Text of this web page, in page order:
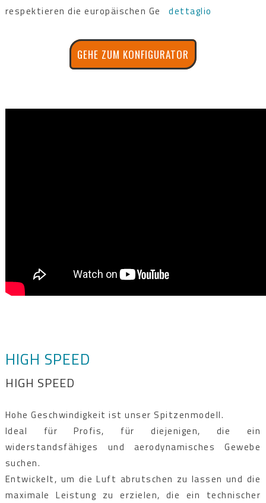
respektieren die europäischen Gedettaglio
GEHE ZUM KONFIGURATOR
HIGH SPEED
HIGH SPEED
Hohe Geschwindigkeit ist unser Spitzenmodell.
Ideal für Profis, für diejenigen, die ein
widerstandsfähiges und aerodynamisches Gewebe
suchen.
Entwickelt, um die Luft abrutschen zu lassen und die
maximale Leistung zu erzielen, die ein technischer